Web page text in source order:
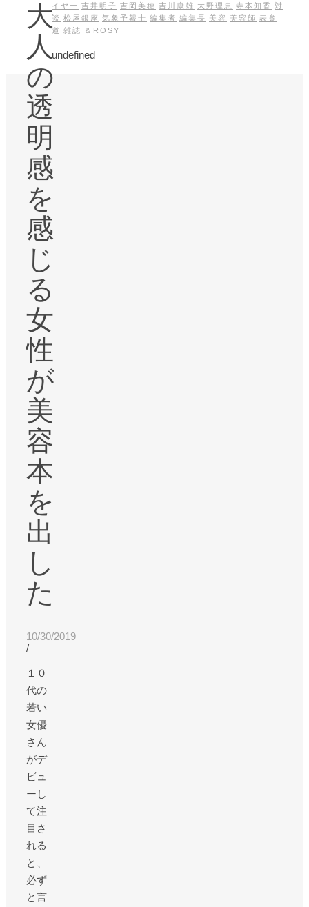
大
人
の
透
明
感
を
感
じ
る
女
性
が
美
容
本
を
出
し
た
10/30/2019
/
１０
代の
若い
女優
さん
がデ
ビュ
ーし
て注
目さ
れる
と、
必ず
と言
イヤー 吉井明子 吉岡美穂 吉川康雄 大野理恵 寺本知香
対
談 松屋銀座 気象予報士 編集者 編集長 美容 美容師 表参
道 雑誌 ＆ROSY
undefined